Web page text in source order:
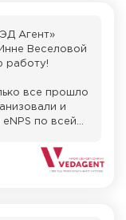
и
сделал
Агент»
Веселовой
работу!
все прошло
и
по всей
Ваш
нам